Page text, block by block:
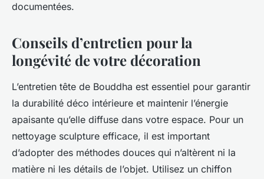
documentées.
Conseils d’entretien pour la
longévité de votre décoration
L’entretien tête de Bouddha est essentiel pour garantir
la durabilité déco intérieure et maintenir l’énergie
apaisante qu’elle diffuse dans votre espace. Pour un
nettoyage sculpture efficace, il est important
d’adopter des méthodes douces qui n’altèrent ni la
matière ni les détails de l’objet. Utilisez un chiffon